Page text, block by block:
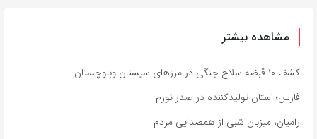
مشاهده بیشتر
کشف ۱۰ قبضه سلاح جنگی در مرزهای سیستان وبلوچستان
فارس؛ استان تولیدکننده در صدر تورم
رامیان، میزبان شبی از همصدایی مردم